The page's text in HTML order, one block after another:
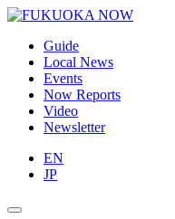
Guide
Local News
Events
Now Reports
Video
Newsletter
EN
JP